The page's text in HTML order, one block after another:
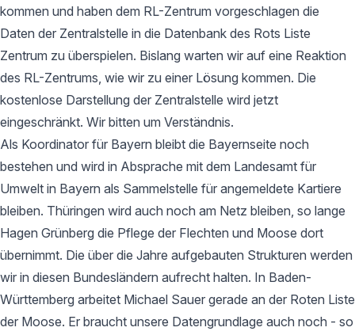
kommen und haben dem RL-Zentrum vorgeschlagen die
Daten der Zentralstelle in die Datenbank des Rots Liste
Zentrum zu überspielen. Bislang warten wir auf eine Reaktion
des RL-Zentrums, wie wir zu einer Lösung kommen. Die
kostenlose Darstellung der Zentralstelle wird jetzt
eingeschränkt. Wir bitten um Verständnis.
Als Koordinator für Bayern bleibt die Bayernseite noch
bestehen und wird in Absprache mit dem Landesamt für
Umwelt in Bayern als Sammelstelle für angemeldete Kartiere
bleiben. Thüringen wird auch noch am Netz bleiben, so lange
Hagen Grünberg die Pflege der Flechten und Moose dort
übernimmt. Die über die Jahre aufgebauten Strukturen werden
wir in diesen Bundesländern aufrecht halten. In Baden-
Württemberg arbeitet Michael Sauer gerade an der Roten Liste
der Moose. Er braucht unsere Datengrundlage auch noch - so